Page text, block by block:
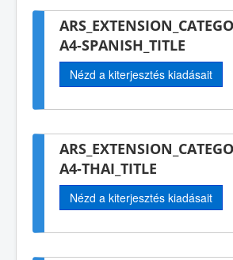
A4-SPANISH_TITLE
Nézd a kiterjesztés kiadásait
A4-THAI_TITLE
Nézd a kiterjesztés kiadásait